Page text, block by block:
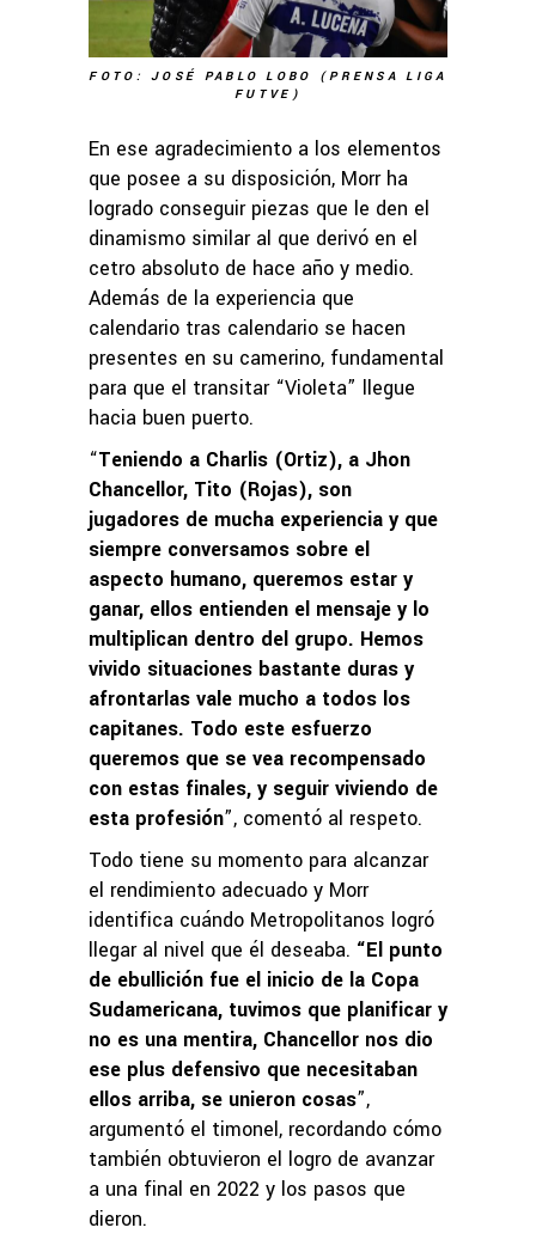
FOTO: JOSÉ PABLO LOBO (PRENSA LIGA
FUTVE)
En ese agradecimiento a los elementos
que posee a su disposición, Morr ha
logrado conseguir piezas que le den el
dinamismo similar al que derivó en el
cetro absoluto de hace año y medio.
Además de la experiencia que
calendario tras calendario se hacen
presentes en su camerino, fundamental
para que el transitar “Violeta” llegue
hacia buen puerto.
“Teniendo a Charlis (Ortiz), a Jhon
Chancellor, Tito (Rojas), son
jugadores de mucha experiencia y que
siempre conversamos sobre el
aspecto humano, queremos estar y
ganar, ellos entienden el mensaje y lo
multiplican dentro del grupo. Hemos
vivido situaciones bastante duras y
afrontarlas vale mucho a todos los
capitanes. Todo este esfuerzo
queremos que se vea recompensado
con estas finales, y seguir viviendo de
esta profesión”, comentó al respeto.
Todo tiene su momento para alcanzar
el rendimiento adecuado y Morr
identifica cuándo Metropolitanos logró
llegar al nivel que él deseaba. “El punto
de ebullición fue el inicio de la Copa
Sudamericana, tuvimos que planificar y
no es una mentira, Chancellor nos dio
ese plus defensivo que necesitaban
ellos arriba, se unieron cosas”,
argumentó el timonel, recordando cómo
también obtuvieron el logro de avanzar
a una final en 2022 y los pasos que
dieron.